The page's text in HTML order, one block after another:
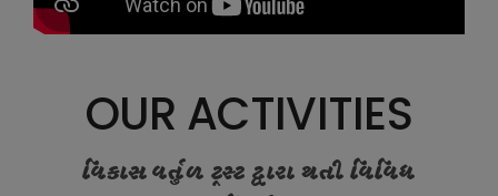
OUR ACTIVITIES
વિકાસ વર્તુળ ટ્રસ્ટ દ્વારા થતી વિવિધ